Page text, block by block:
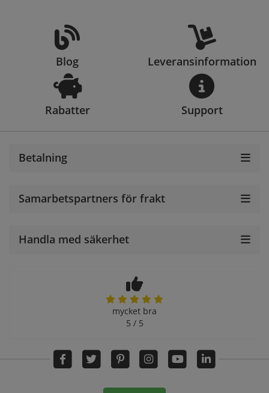
Blog Leveransinformation
Rabatter Support
Betalning
Samarbetspartners för frakt
Handla med säkerhet
mycket bra
5 / 5